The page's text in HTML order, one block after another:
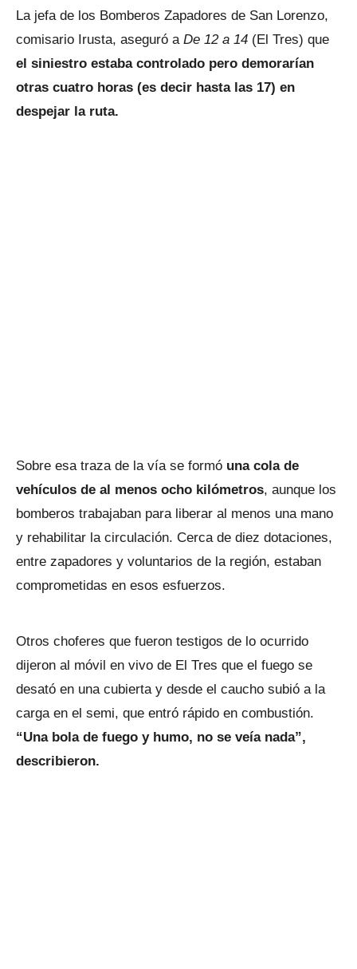
La jefa de los Bomberos Zapadores de San Lorenzo,
comisario Irusta, aseguró a De 12 a 14 (El Tres) que
el siniestro estaba controlado pero demorarían
otras cuatro horas (es decir hasta las 17) en
despejar la ruta.
Sobre esa traza de la vía se formó una cola de
vehículos de al menos ocho kilómetros, aunque los
bomberos trabajaban para liberar al menos una mano
y rehabilitar la circulación. Cerca de diez dotaciones,
entre zapadores y voluntarios de la región, estaban
comprometidas en esos esfuerzos.
Otros choferes que fueron testigos de lo ocurrido
dijeron al móvil en vivo de El Tres que el fuego se
desató en una cubierta y desde el caucho subió a la
carga en el semi, que entró rápido en combustión.
“Una bola de fuego y humo, no se veía nada”,
describieron.